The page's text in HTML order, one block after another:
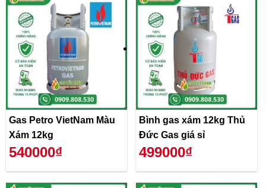
Gas Petro VietNam Màu
Xám 12kg
540000₫
Bình gas xám 12kg Thủ
Đức Gas giá sỉ
499000₫